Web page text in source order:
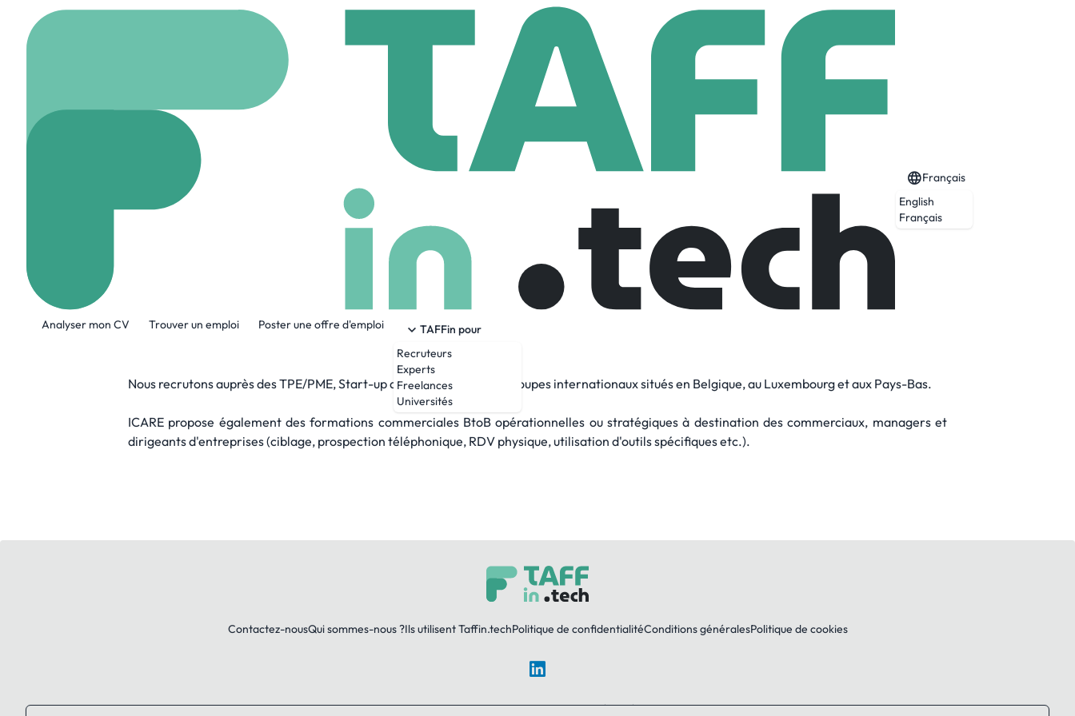
Analyser mon CV Trouver un emploi Poster une offre d'emploi
TAFFin pour
Recruteurs
Experts
Freelances
Universités
Français
English
Français
ICARE Executive Search
6 Employees
ICARE est un Cabinet de Recrutement & de Conseil en Ressources Humaines intervenant au BENELUX pour les recrutements des fonctions
industrielles, des métiers de la construction, de l'informatique, du HVAC, de la logistique, des fonctions commerciales/marketings & supports.
Nous recrutons auprès des TPE/PME, Start-up ainsi que des grands groupes internationaux situés en Belgique, au Luxembourg et aux Pays-Bas.
ICARE propose également des formations commerciales BtoB opérationnelles ou stratégiques à destination des commerciaux, managers et
dirigeants d'entreprises (ciblage, prospection téléphonique, RDV physique, utilisation d'outils spécifiques etc.).
Contactez-nousQui sommes-nous ?Ils utilisent Taffin.techPolitique de confidentialitéConditions généralesPolitique de cookies
LinkedIn
© 2026 TAFFin.Tech. Tous droits réservés.